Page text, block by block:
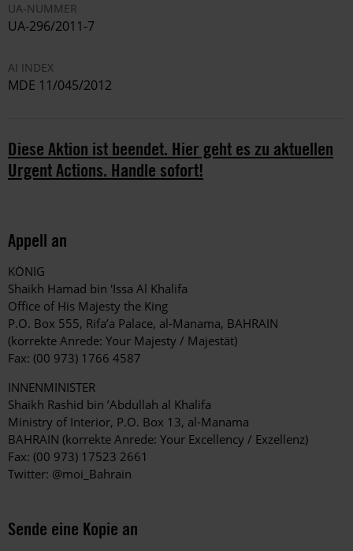
UA-NUMMER
UA-296/2011-7
AI INDEX
MDE 11/045/2012
Diese Aktion ist beendet. Hier geht es zu aktuellen
Urgent Actions. Handle sofort!
Appell an
KÖNIG
Shaikh Hamad bin 'Issa Al Khalifa
Office of His Majesty the King
P.O. Box 555, Rifa’a Palace, al-Manama, BAHRAIN
(korrekte Anrede: Your Majesty / Majestät)
Fax: (00 973) 1766 4587
INNENMINISTER
Shaikh Rashid bin ’Abdullah al Khalifa
Ministry of Interior, P.O. Box 13, al-Manama
BAHRAIN (korrekte Anrede: Your Excellency / Exzellenz)
Fax: (00 973) 17523 2661
Twitter: @moi_Bahrain
Sende eine Kopie an